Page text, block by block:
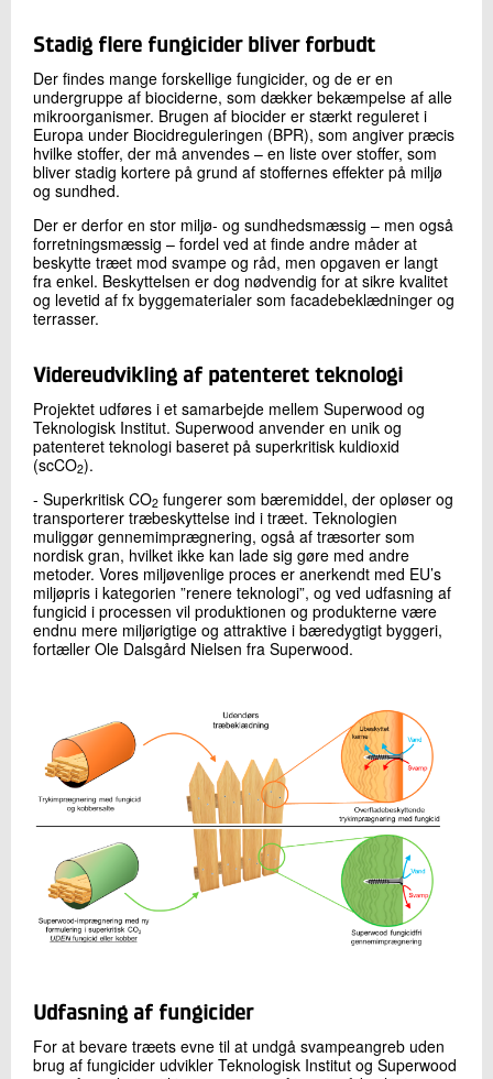
Stadig flere fungicider bliver forbudt
Der findes mange forskellige fungicider, og de er en
undergruppe af biociderne, som dækker bekæmpelse af alle
mikroorganismer. Brugen af biocider er stærkt reguleret i
Europa under Biocidreguleringen (BPR), som angiver præcis
hvilke stoffer, der må anvendes – en liste over stoffer, som
bliver stadig kortere på grund af stoffernes effekter på miljø
og sundhed.
Der er derfor en stor miljø- og sundhedsmæssig – men også
forretningsmæssig – fordel ved at finde andre måder at
beskytte træet mod svampe og råd, men opgaven er langt
fra enkel. Beskyttelsen er dog nødvendig for at sikre kvalitet
og levetid af fx byggematerialer som facadebeklædninger og
terrasser.
Videreudvikling af patenteret teknologi
Projektet udføres i et samarbejde mellem Superwood og
Teknologisk Institut. Superwood anvender en unik og
patenteret teknologi baseret på superkritisk kuldioxid
(scCO2).
- Superkritisk CO2 fungerer som bæremiddel, der opløser og
transporterer træbeskyttelse ind i træet. Teknologien
muliggør gennemimprægnering, også af træsorter som
nordisk gran, hvilket ikke kan lade sig gøre med andre
metoder. Vores miljøvenlige proces er anerkendt med EU’s
miljøpris i kategorien ”renere teknologi”, og ved udfasning af
fungicid i processen vil produktionen og produkterne være
endnu mere miljørigtige og attraktive i bæredygtigt byggeri,
fortæller Ole Dalsgård Nielsen fra Superwood.
Udfasning af fungicider
For at bevare træets evne til at undgå svampeangreb uden
brug af fungicider udvikler Teknologisk Institut og Superwood